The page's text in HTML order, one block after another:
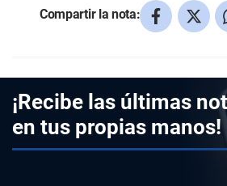
Compartir la nota:
¡Recibe las últimas
en tus propias manos!